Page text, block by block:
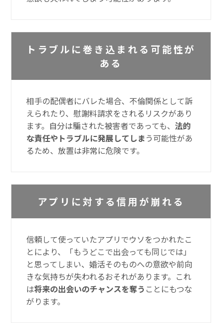
トラブルに巻き込まれる可能性が
ある
相手の配偶者にバレた場合、不倫関係として訴
えられたり、慰謝料請求をされるリスクがあり
ます。自分は騙された被害者であっても、法的
な責任やトラブルに発展してしまう可能性があ
るため、放置は非常に危険です。
アプリに対する信用が崩れる
信頼して使っていたアプリでウソをつかれたこ
とにより、「もうどこで出会っても同じでは」
と思ってしまい、婚活そのものへの意欲や前向
きな気持ちが失われるおそれがあります。これ
は将来の出会いのチャンスを奪う ことにもつな
がります。